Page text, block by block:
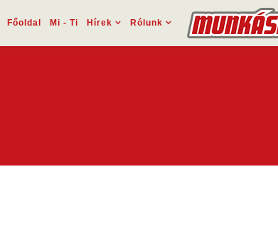
Főoldal Mi - Ti Hírek Rólunk